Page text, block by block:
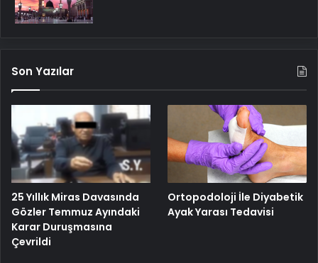
Son Yazılar
25 Yıllık Miras Davasında
Gözler Temmuz Ayındaki
Karar Duruşmasına
Çevrildi
Ortopodoloji İle Diyabetik
Ayak Yarası Tedavisi